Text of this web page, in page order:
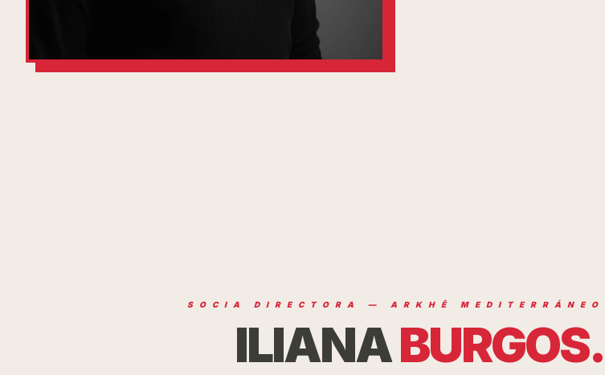
SOCIA DIRECTORA — ARKHĒ MEDITERRÁNEO
ILIANABURGOS.